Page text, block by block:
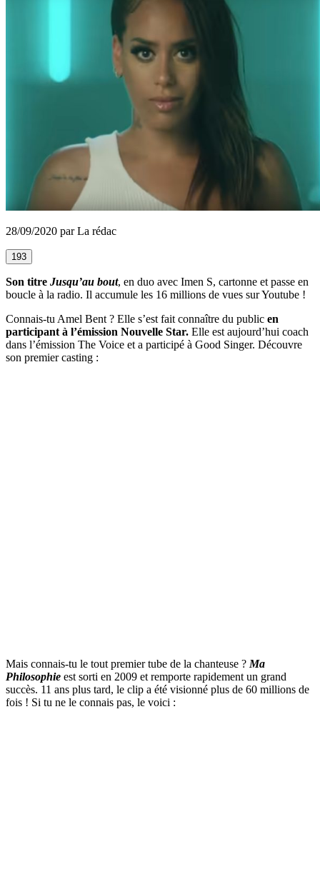
28/09/2020 par La rédac
193
Son titre Jusqu’au bout, en duo avec Imen S, cartonne et passe en
boucle à la radio. Il accumule les 16 millions de vues sur Youtube !
Connais-tu Amel Bent ? Elle s’est fait connaître du public en
participant à l’émission Nouvelle Star. Elle est aujourd’hui coach
dans l’émission The Voice et a participé à Good Singer. Découvre
son premier casting :
Mais connais-tu le tout premier tube de la chanteuse ? Ma
Philosophie est sorti en 2009 et remporte rapidement un grand
succès. 11 ans plus tard, le clip a été visionné plus de 60 millions de
fois ! Si tu ne le connais pas, le voici :